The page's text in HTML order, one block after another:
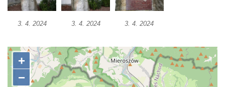
Socha Kozorožec horský v ZOO Hluboká
Socha Včela v ZOO Hluboká
Socha Nosorožík v ZOO Hluboká
Socha Rosomák v ZOO Hluboká
3. 4. 2024 3. 4. 2024 3. 4. 2024